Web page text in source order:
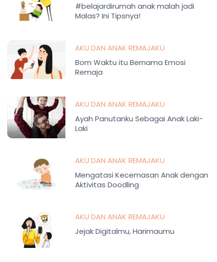
#belajardirumah anak malah jadi
Malas? Ini Tipsnya!
AKU DAN ANAK REMAJAKU
Bom Waktu itu Bernama Emosi
Remaja
AKU DAN ANAK REMAJAKU
Ayah Panutanku Sebagai Anak Laki-
Laki
AKU DAN ANAK REMAJAKU
Mengatasi Kecemasan Anak dengan
Aktivitas Doodling
AKU DAN ANAK REMAJAKU
Jejak Digitalmu, Harimaumu